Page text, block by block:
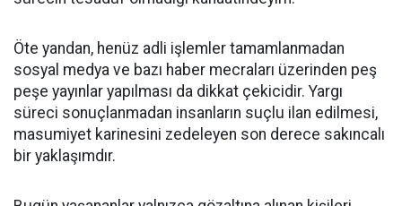
Öte yandan, henüz adli işlemler tamamlanmadan
sosyal medya ve bazı haber mecraları üzerinden peş
peşe yayınlar yapılması da dikkat çekicidir. Yargı
süreci sonuçlanmadan insanların suçlu ilan edilmesi,
masumiyet karinesini zedeleyen son derece sakıncalı
bir yaklaşımdır.